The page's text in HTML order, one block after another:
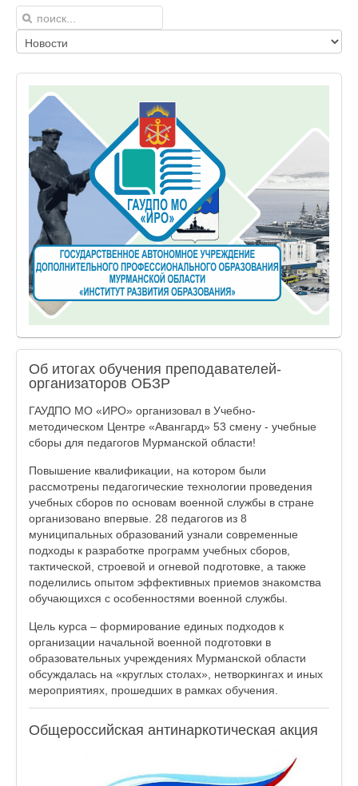
Об итогах обучения преподавателей-
организаторов ОБЗР
ГАУДПО МО «ИРО» организовал в Учебно-
методическом Центре «Авангард» 53 смену - учебные
сборы для педагогов Мурманской области!
Повышение квалификации, на котором были
рассмотрены педагогические технологии проведения
учебных сборов по основам военной службы в стране
организовано впервые. 28 педагогов из 8
муниципальных образований узнали современные
подходы к разработке программ учебных сборов,
тактической, строевой и огневой подготовке, а также
поделились опытом эффективных приемов знакомства
обучающихся с особенностями военной службы.
Цель курса – формирование единых подходов к
организации начальной военной подготовки в
образовательных учреждениях Мурманской области
обсуждалась на «круглых столах», нетворкингах и иных
мероприятиях, прошедших в рамках обучения.
Общероссийская антинаркотическая акция